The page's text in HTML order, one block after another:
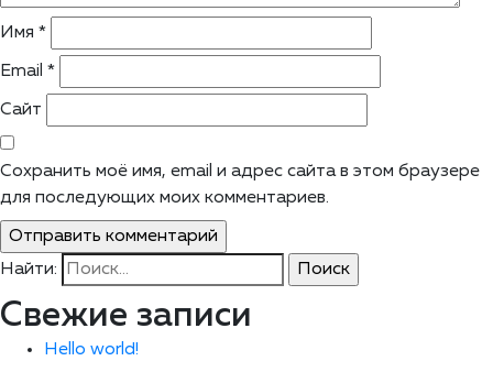
Имя *
Email *
Сайт
Сохранить моё имя, email и адрес сайта в этом браузере
для последующих моих комментариев.
Найти:
Свежие записи
Hello world!